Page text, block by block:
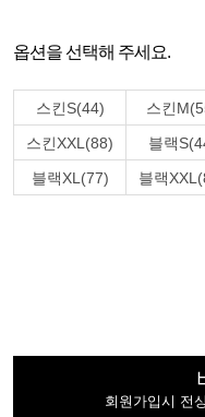
옵션을 선택해 주세요.
스킨S(44) 스킨
스킨XXL(88)
블랙
블랙XL(77)
블랙
회원가입시 전